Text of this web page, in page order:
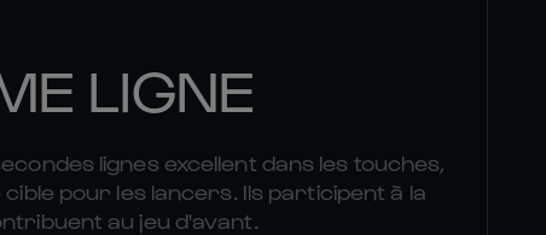
LIGNE
lignes excellent dans les touches,
pour les lancers. Ils participent à la
au jeu d'avant.